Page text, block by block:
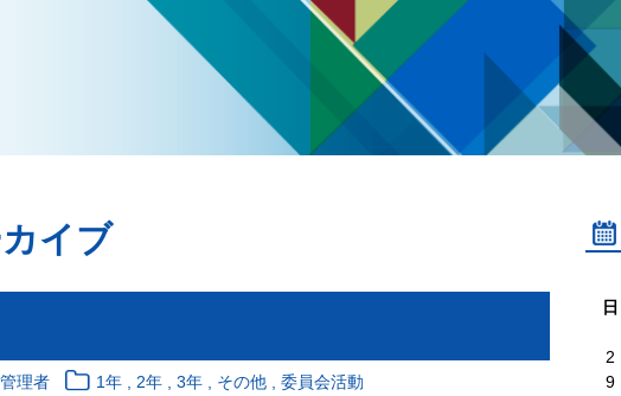
イブ
理者 1年 2年 ,3年 その他 ,委員会活動
日
2
9